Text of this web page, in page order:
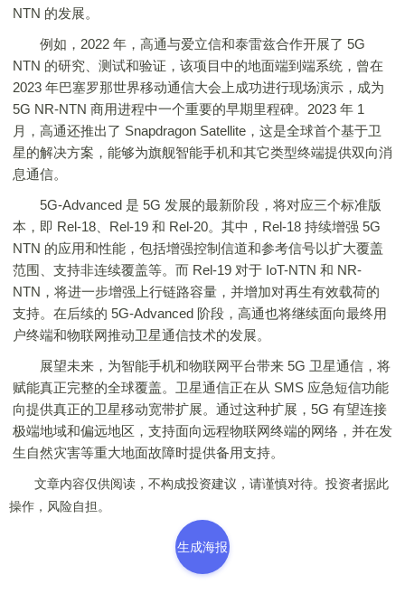
NTN 的发展。
例如，2022 年，高通与爱立信和泰雷兹合作开展了 5G
NTN 的研究、测试和验证，该项目中的地面端到端系统，曾在
2023 年巴塞罗那世界移动通信大会上成功进行现场演示，成为
5G NR-NTN 商用进程中一个重要的早期里程碑。2023 年 1
月，高通还推出了 Snapdragon Satellite，这是全球首个基于卫
星的解决方案，能够为旗舰智能手机和其它类型终端提供双向消
息通信。
5G-Advanced 是 5G 发展的最新阶段，将对应三个标准版
本，即 Rel-18、Rel-19 和 Rel-20。其中，Rel-18 持续增强 5G
NTN 的应用和性能，包括增强控制信道和参考信号以扩大覆盖
范围、支持非连续覆盖等。而 Rel-19 对于 IoT-NTN 和 NR-
NTN，将进一步增强上行链路容量，并增加对再生有效载荷的
支持。在后续的 5G-Advanced 阶段，高通也将继续面向最终用
户终端和物联网推动卫星通信技术的发展。
展望未来，为智能手机和物联网平台带来 5G 卫星通信，将
赋能真正完整的全球覆盖。卫星通信正在从 SMS 应急短信功能
向提供真正的卫星移动宽带扩展。通过这种扩展，5G 有望连接
极端地域和偏远地区，支持面向远程物联网终端的网络，并在发
生自然灾害等重大地面故障时提供备用支持。
文章内容仅供阅读，不构成投资建议，请谨慎对待。投资者据此
操作，风险自担。
生成海报